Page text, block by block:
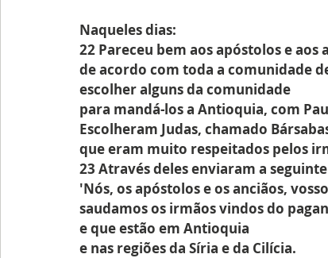
Naqueles dias:
22 Pareceu bem aos apóstolos e aos
de acordo com toda a comunidade
escolher alguns da comunidade
para mandá-los a Antioquia, com
Escolheram Judas, chamado
que eram muito respeitados pelos
23 Através deles enviaram a
'Nós, os apóstolos e os anciãos,
saudamos os irmãos vindos do
e que estão em Antioquia
e nas regiões da Síria e da Cilícia.